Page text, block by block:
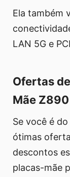
Ela também
LAN 5G e
Ofertas
Mãe
Se você é
ótimas
descontos
placas-mãe